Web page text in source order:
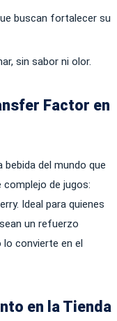
buscan fortalecer su
sin sabor ni olor.
Factor en
bebida del mundo que
de jugos:
Ideal para quienes
un refuerzo
convierte en el
en la Tienda